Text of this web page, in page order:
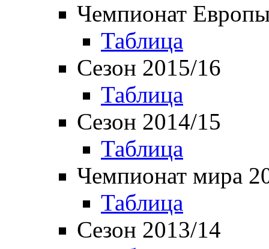
Чемпионат
Таблица
Сезон 2015/16
Таблица
Сезон 2014/15
Таблица
Чемпионат мира
Таблица
Сезон 2013/14